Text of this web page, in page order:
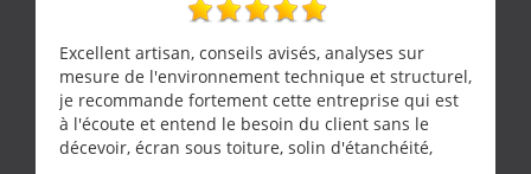
Excellent artisan, conseils avisés, analyses sur
mesure de l'environnement technique et structurel,
je recommande fortement cette entreprise qui est
à l'écoute et entend le besoin du client sans le
décevoir, écran sous toiture, solin d'étanchéité,